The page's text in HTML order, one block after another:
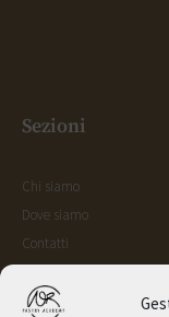
Sezioni
Chi siamo
Dove siamo
Contatti
Shop